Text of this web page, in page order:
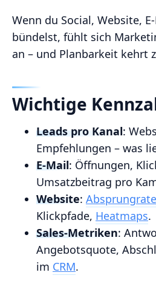
Wenn du Social, Website,
bündelst, fühlt sich
an – und Planbarkeit kehrt
Wichtige
Leads pro Kanal:
Empfehlungen – was
E‑Mail: Öffnungen,
Umsatzbeitrag pro
Website: Absprungrate
Klickpfade, Heatmaps.
Sales‑Metriken:
Angebotsquote,
im CRM.